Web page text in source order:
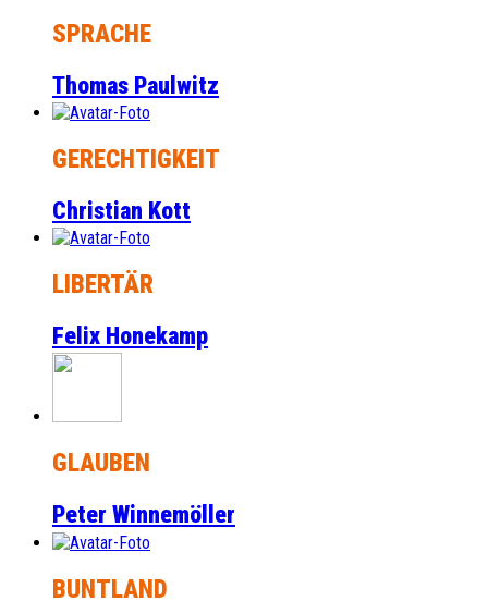
SPRACHE
Thomas Paulwitz
GERECHTIGKEIT
Christian Kott
LIBERTÄR
Felix Honekamp
GLAUBEN
Peter Winnemöller
BUNTLAND